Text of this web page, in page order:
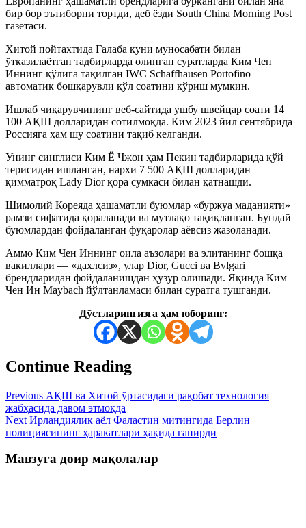
бир бор эътиборни тортди, деб ёзди South China Morning Post
газетаси.
Хитой пойтахтида Ғалаба куни муносабати билан
ўтказилаётган тадбирларда олинган суратларда Ким Чен
Иннинг қўлига тақилган IWC Schaffhausen Portofino
автоматик бошқарувли қўл соатини кўриш мумкин.
Ишлаб чиқарувчининг веб-сайтида ушбу швейцар соати 14
100 АҚШ долларидан сотилмоқда. Ким 2023 йил сентябрида
Россияга ҳам шу соатини тақиб келганди.
Унинг синглиси Ким Ё Чжон ҳам Пекин тадбирларида қўй
терисидан ишланган, нархи 7 500 АҚШ долларидан
қимматроқ Lady Dior қора сумкаси билан қатнашди.
Шимолий Кореяда ҳашаматли буюмлар «буржуа маданияти»
рамзи сифатида қораланади ва мутлақо тақиқланган. Бундай
буюмлардан фойдаланган фуқаролар аёвсиз жазоланади.
Аммо Ким Чен Иннинг оила аъзолари ва элитанинг бошқа
вакиллари — «дахлсиз», улар Dior, Gucci ва Bvlgari
брендларидан фойдаланишдан ҳузур олишади. Яқинда Ким
Чен Ин Maybach йўлтанламаси билан суратга тушганди.
Дўстларингизга ҳам юборинг:
Continue Reading
Previous АҚШ ва Хитой ўртасидаги рақобат технология
жабҳасида давом этмоқда
Next Ирландиялик аёл Фаластин митингида Берлин
полициясининг ҳаракатлари ҳақида гапирди
Мавзуга доир мақолалар